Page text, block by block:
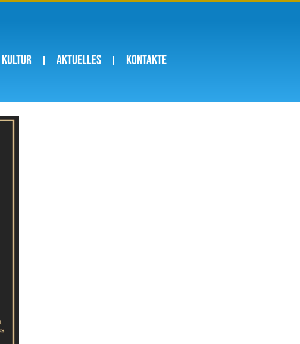
Kultur Aktuelles Kontakte